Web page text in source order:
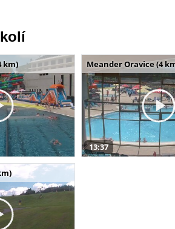
km) Meander Oravice (4
13:37